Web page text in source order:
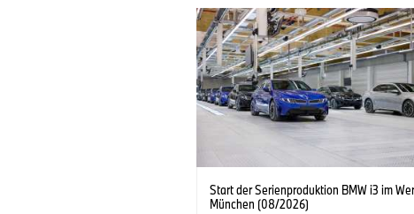
Start der Serienproduktion BMW i3 im
München (08/2026)